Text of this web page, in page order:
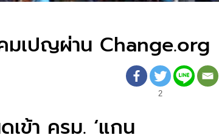
มเปญผ่าน Change.org
2
เข้า ครม. ‘แกน